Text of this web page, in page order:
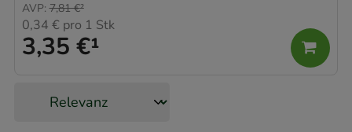
3,35 €¹
AVP: 7,81 €²
0,34 € pro 1 Stk